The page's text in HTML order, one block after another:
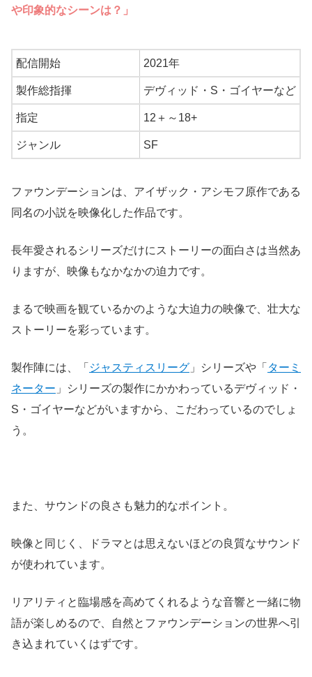
や印象的なシーンは？」
配信開始 2021年
製作総指揮 デヴィッド・S・ゴイヤーなど
指定 12＋～18+
ジャンル SF
ファウンデーションは、アイザック・アシモフ原作である
同名の小説を映像化した作品です。
長年愛されるシリーズだけにストーリーの面白さは当然あ
りますが、映像もなかなかの迫力です。
まるで映画を観ているかのような大迫力の映像で、壮大な
ストーリーを彩っています。
製作陣には、「 ジャスティスリーグ 」シリーズや「 ターミ
ネーター 」シリーズの製作にかかわっているデヴィッド・
S・ゴイヤーなどがいますから、こだわっているのでしょ
う。
また、サウンドの良さも魅力的なポイント。
映像と同じく、ドラマとは思えないほどの良質なサウンド
が使われています。
リアリティと臨場感を高めてくれるような音響と一緒に物
語が楽しめるので、自然とファウンデーションの世界へ引
き込まれていくはずです。